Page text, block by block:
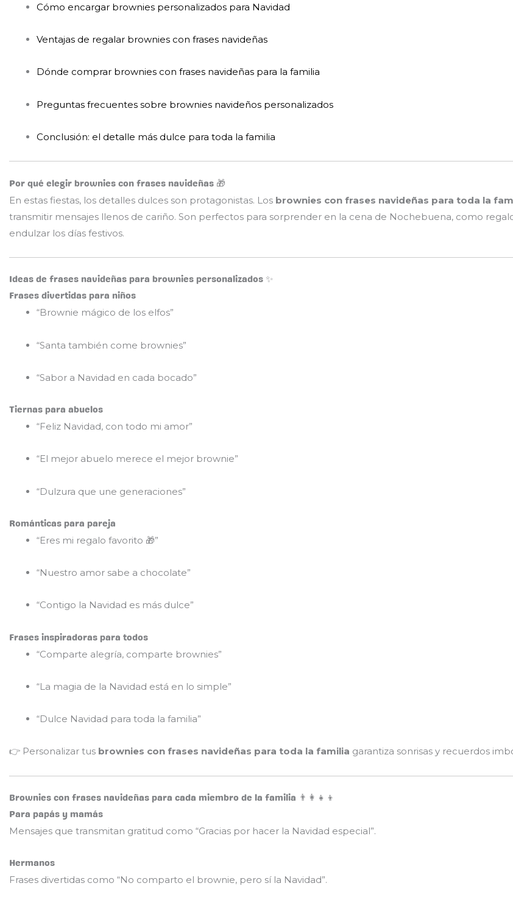
Cómo encargar brownies personalizados para Navidad
Ventajas de regalar brownies con frases navideñas
Dónde comprar brownies con frases navideñas para la familia
Preguntas frecuentes sobre brownies navideños personalizados
Conclusión: el detalle más dulce para toda la familia
Por qué elegir brownies con frases navideñas 🎁
En estas fiestas, los detalles dulces son protagonistas. Los brownies con frases navideñas para toda la
transmitir mensajes llenos de cariño. Son perfectos para sorprender en la cena de Nochebuena, como
endulzar los días festivos.
Ideas de frases navideñas para brownies personalizados ✨
Frases divertidas para niños
“Brownie mágico de los elfos”
“Santa también come brownies”
“Sabor a Navidad en cada bocado”
Tiernas para abuelos
“Feliz Navidad, con todo mi amor”
“El mejor abuelo merece el mejor brownie”
“Dulzura que une generaciones”
Románticas para pareja
“Eres mi regalo favorito 🎁”
“Nuestro amor sabe a chocolate”
“Contigo la Navidad es más dulce”
Frases inspiradoras para todos
“Comparte alegría, comparte brownies”
“La magia de la Navidad está en lo simple”
“Dulce Navidad para toda la familia”
👉 Personalizar tus brownies con frases navideñas para toda la familia garantiza sonrisas y recuerdos
Brownies con frases navideñas para cada miembro de la familia 👨‍👩‍👧‍👦
Para papás y mamás
Mensajes que transmitan gratitud como “Gracias por hacer la Navidad especial”.
Hermanos
Frases divertidas como “No comparto el brownie, pero sí la Navidad”.